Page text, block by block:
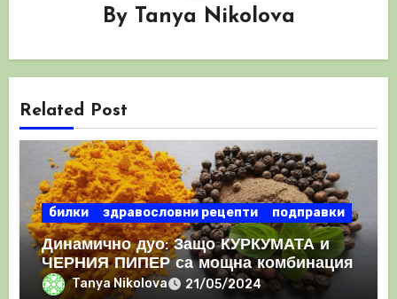
By Tanya Nikolova
Related Post
билки здравословни рецепти подправки
Динамично дуо: Защо КУРКУМАТА и
ЧЕРНИЯ ПИПЕР са мощна комбинация
Tanya Nikolova 21/05/2024